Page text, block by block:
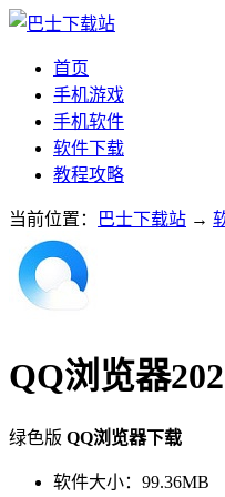
首页
手机游戏
手机软件
软件下载
教程攻略
当前位置： 巴士下载站 →
QQ浏览器
绿色版 QQ浏览器下载
软件大小： 99.36MB